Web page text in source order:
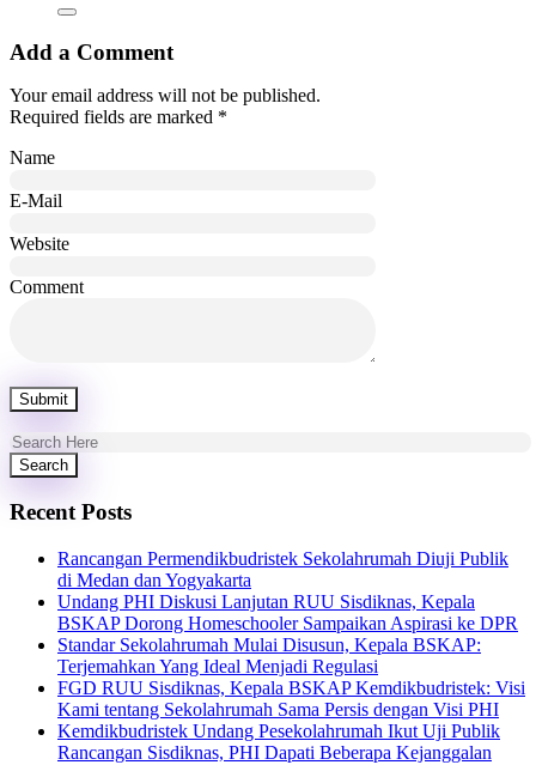
Add a Comment
Your email address will not be published.
Required fields are marked *
Name
E-Mail
Website
Comment
Recent Posts
Rancangan Permendikbudristek Sekolahrumah Diuji Publik
di Medan dan Yogyakarta
Undang PHI Diskusi Lanjutan RUU Sisdiknas, Kepala
BSKAP Dorong Homeschooler Sampaikan Aspirasi ke DPR
Standar Sekolahrumah Mulai Disusun, Kepala BSKAP:
Terjemahkan Yang Ideal Menjadi Regulasi
FGD RUU Sisdiknas, Kepala BSKAP Kemdikbudristek: Visi
Kami tentang Sekolahrumah Sama Persis dengan Visi PHI
Kemdikbudristek Undang Pesekolahrumah Ikut Uji Publik
Rancangan Sisdiknas, PHI Dapati Beberapa Kejanggalan